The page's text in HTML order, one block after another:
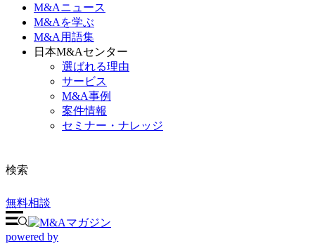
M&Aニュース
M&Aを学ぶ
M&A用語集
日本M&Aセンター
選ばれる理由
サービス
M&A事例
案件情報
セミナー・ナレッジ
検索
無料相談
powered by